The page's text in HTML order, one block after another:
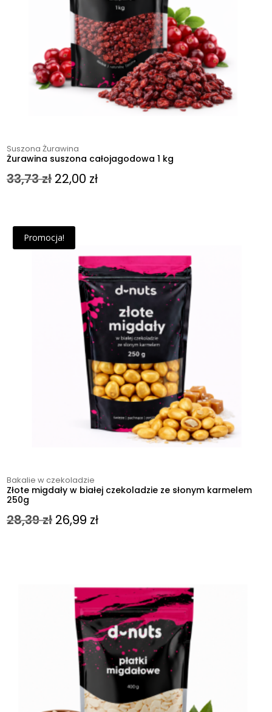
Suszona Żurawina
Żurawina suszona całojagodowa 1 kg
33,73zł Pierwotna
wynosiła:
33,73 zł.
22,00 złAktualna
Promocja!
Bakalie w czekoladzie
Złote migdały w białej czekoladzie ze słonym karmelem
250g
28,39zł Pierwotna
28,39 zł.
26,99 złAktualna
26,99 zł.